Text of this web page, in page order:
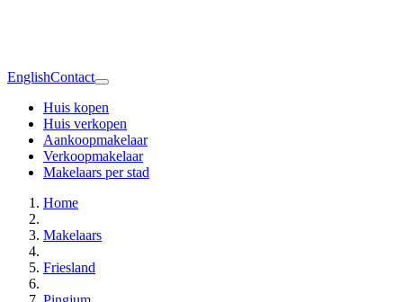
EnglishContact
Huis kopen
Huis verkopen
Aankoopmakelaar
Verkoopmakelaar
Makelaars per stad
Home
Makelaars
Friesland